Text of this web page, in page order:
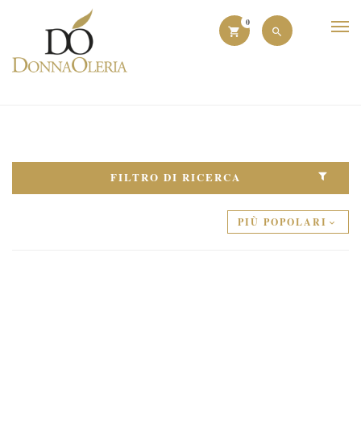
0
FILTRO DI RICERCA
PIÙ POPOLARI